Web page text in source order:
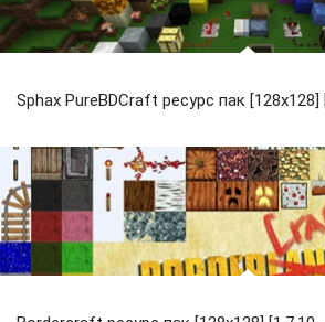
Sphax PureBDCraft ресурс пак [128x128]